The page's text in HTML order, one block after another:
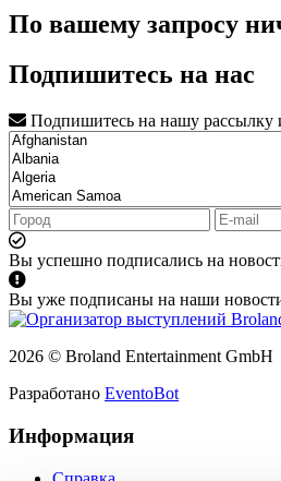
По вашему запросу
Подпишитесь на нас
Подпишитесь на нашу рассылку
Вы успешно подписались на
Вы уже подписаны на наши
2026 © Broland Entertainment GmbH
Разработано EventoBot
Информация